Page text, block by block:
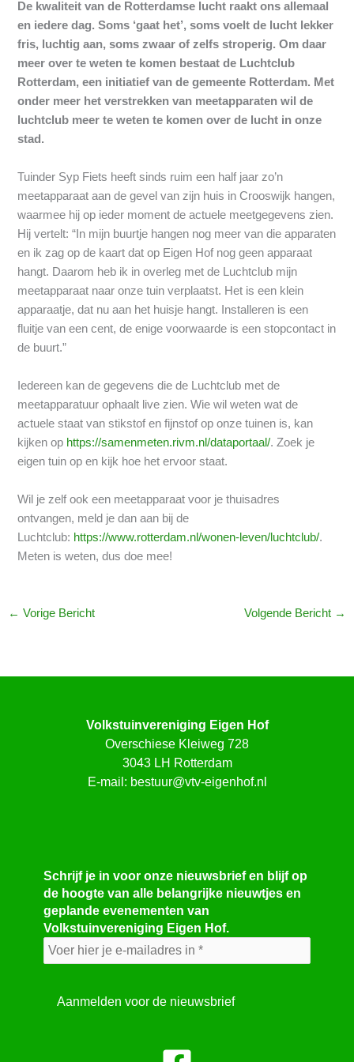
De kwaliteit van de Rotterdamse lucht raakt ons allemaal
en iedere dag. Soms ‘gaat het’, soms voelt de lucht lekker
fris, luchtig aan, soms zwaar of zelfs stroperig. Om daar
meer over te weten te komen bestaat de Luchtclub
Rotterdam, een initiatief van de gemeente Rotterdam. Met
onder meer het verstrekken van meetapparaten wil de
luchtclub meer te weten te komen over de lucht in onze
stad.
Tuinder Syp Fiets heeft sinds ruim een half jaar zo’n
meetapparaat aan de gevel van zijn huis in Crooswijk hangen,
waarmee hij op ieder moment de actuele meetgegevens zien.
Hij vertelt: “In mijn buurtje hangen nog meer van die apparaten
en ik zag op de kaart dat op Eigen Hof nog geen apparaat
hangt. Daarom heb ik in overleg met de Luchtclub mijn
meetapparaat naar onze tuin verplaatst. Het is een klein
apparaatje, dat nu aan het huisje hangt. Installeren is een
fluitje van een cent, de enige voorwaarde is een stopcontact in
de buurt.”
Iedereen kan de gegevens die de Luchtclub met de
meetapparatuur ophaalt live zien. Wie wil weten wat de
actuele staat van stikstof en fijnstof op onze tuinen is, kan
kijken op https://samenmeten.rivm.nl/dataportaal/. Zoek je
eigen tuin op en kijk hoe het ervoor staat.
Wil je zelf ook een meetapparaat voor je thuisadres
ontvangen, meld je dan aan bij de
Luchtclub: https://www.rotterdam.nl/wonen-leven/luchtclub/.
Meten is weten, dus doe mee!
← Vorige Bericht Volgende Bericht →
Volkstuinvereniging Eigen Hof
Overschiese Kleiweg 728
3043 LH Rotterdam
E-mail: bestuur@vtv-eigenhof.nl
Schrijf je in voor onze nieuwsbrief en blijf op
de hoogte van alle belangrijke nieuwtjes en
geplande evenementen van
Volkstuinvereniging Eigen Hof.